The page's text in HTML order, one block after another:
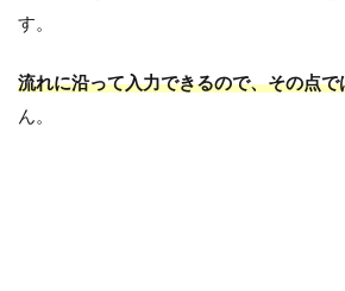
す。
流れに沿って入力できるので、その点で
ん。